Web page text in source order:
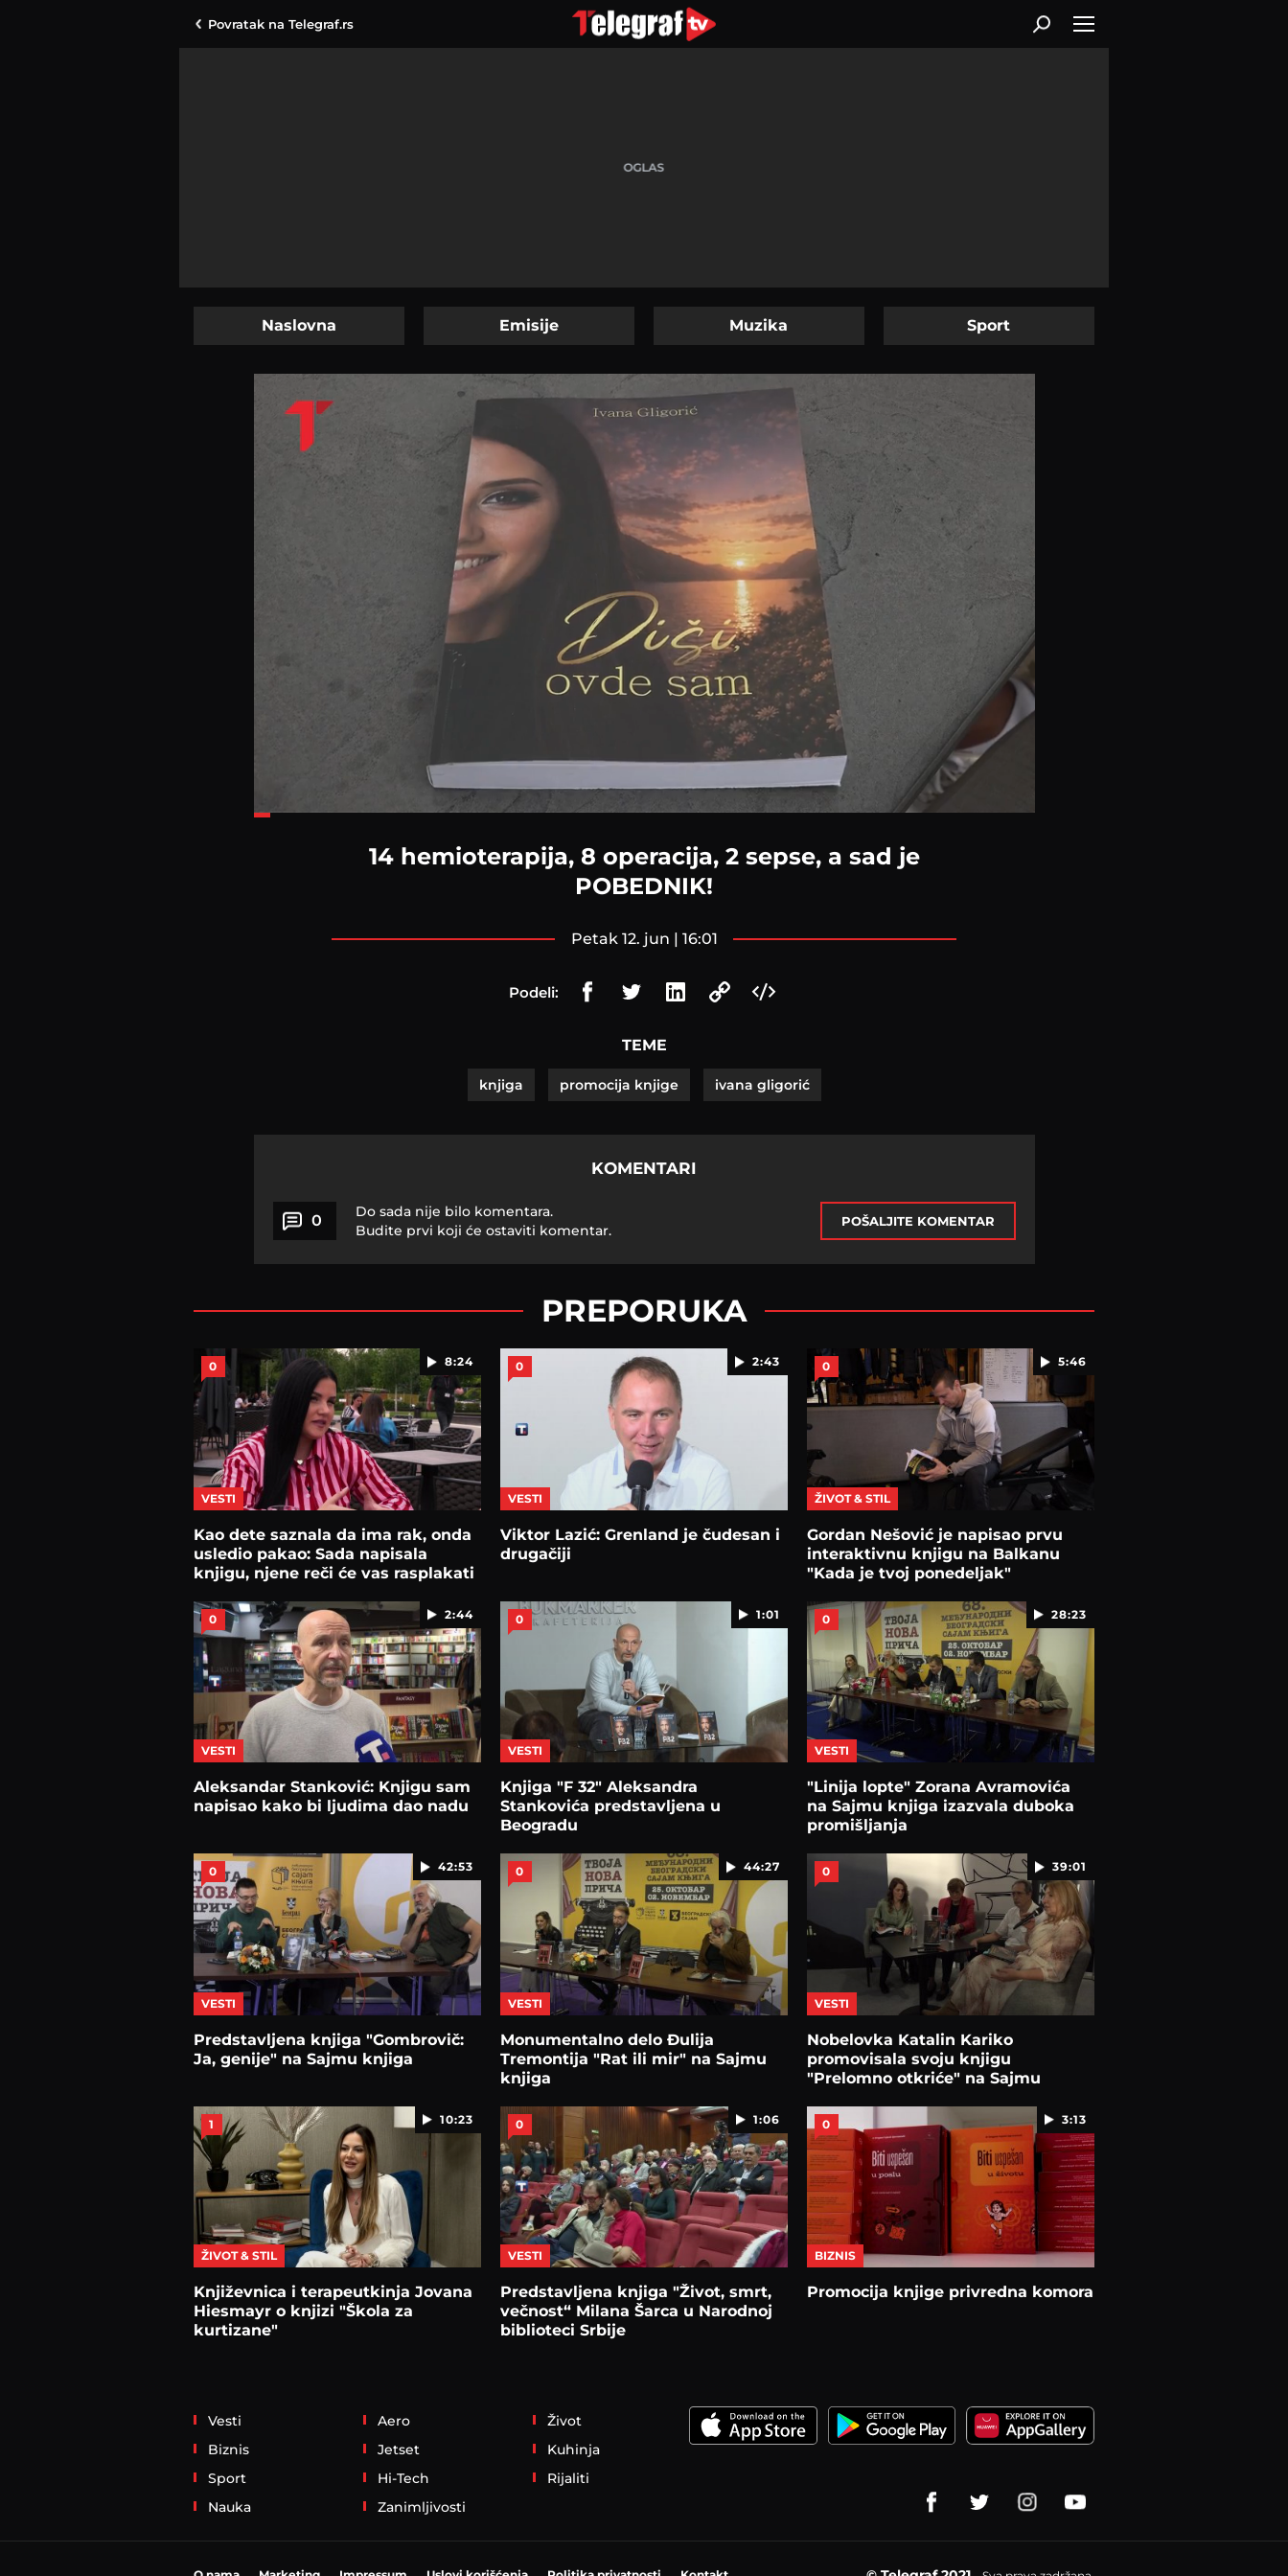
Povratak na Telegraf.rs
Naslovna Emisije Muzika Sport
14 hemioterapija, 8 operacija, 2 sepse, a sad je
POBEDNIK!
petak 12. jun | 16:01
Podeli:
TEME
knjiga promocija knjige ivana gligorić
KOMENTARI
0
Do sada nije bilo komentara.
Budite prvi koji će ostaviti komentar.
POŠALJITE KOMENTAR
PREPORUKA
8:24
0
VESTI
Kao dete saznala da ima rak, onda
usledio pakao: Sada napisala
knjigu, njene reči će vas rasplakati
2:43
0
VESTI
Viktor Lazić: Grenland je čudesan i
drugačiji
5:46
0
ŽIVOT & STIL
Gordan Nešović je napisao prvu
interaktivnu knjigu na Balkanu
"Kada je tvoj ponedeljak"
2:44
0
VESTI
Aleksandar Stanković: Knjigu sam
napisao kako bi ljudima dao nadu
1:01
0
VESTI
Knjiga "F 32" Aleksandra
Stankovića predstavljena u
Beogradu
28:23
0
VESTI
"Linija lopte" Zorana Avramovića
na Sajmu knjiga izazvala duboka
promišljanja
42:53
0
VESTI
Predstavljena knjiga "Gombrovič:
Ja, genije" na Sajmu knjiga
44:27
0
VESTI
Monumentalno delo Đulija
Tremontija "Rat ili mir" na Sajmu
knjiga
39:01
0
VESTI
Nobelovka Katalin Kariko
promovisala svoju knjigu
"Prelomno otkriće" na Sajmu
10:23
1
ŽIVOT & STIL
Književnica i terapeutkinja Jovana
Hiesmayr o knjizi "Škola za
kurtizane"
1:06
0
VESTI
Predstavljena knjiga "Život, smrt,
večnost“ Milana Šarca u Narodnoj
biblioteci Srbije
3:13
0
BIZNIS
Promocija knjige privredna komora
Vesti
Biznis
Sport
Nauka
Aero
Jetset
Hi-Tech
Zanimljivosti
Život
Kuhinja
Rijaliti